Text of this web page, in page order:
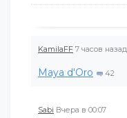
KamilaFF 7 часов назад
Maya d'Oro 42
Sabi Вчера в 00:07